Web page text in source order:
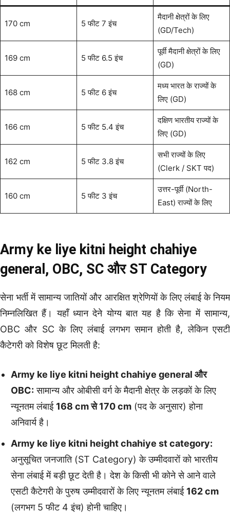
170 cm 5 फीट 7 इंच
मैदानी क्षेत्रों के लिए
(GD/Tech)
169 cm 5 फीट 6.5 इंच
पूर्वी मैदानी क्षेत्रों के लिए
(GD)
168 cm 5 फीट 6 इंच
मध्य भारत के राज्यों के
लिए (GD)
166 cm 5 फीट 5.4 इंच
दक्षिण भारतीय राज्यों के
लिए (GD)
162 cm 5 फीट 3.8 इंच
सभी राज्यों के लिए
(Clerk / SKT पद)
160 cm 5 फीट 3 इंच
उत्तर-पूर्वी (North-
East) राज्यों के लिए
Army ke liye kitni height chahiye
general, OBC, SC और ST Category
सेना भर्ती में सामान्य जातियों और आरक्षित श्रेणियों के लिए लंबाई के नियम
निम्नलिखित हैं। यहाँ ध्यान देने योग्य बात यह है कि सेना में सामान्य,
OBC और SC के लिए लंबाई लगभग समान होती है, लेकिन एसटी
कैटेगरी को विशेष छूट मिलती है:
Army ke liye kitni height chahiye general और
OBC: सामान्य और ओबीसी वर्ग के मैदानी क्षेत्र के लड़कों के लिए
न्यूनतम लंबाई 168 cm से 170 cm (पद के अनुसार) होना
अनिवार्य है।
Army ke liye kitni height chahiye st category:
अनुसूचित जनजाति (ST Category) के उम्मीदवारों को भारतीय
सेना लंबाई में बड़ी छूट देती है। देश के किसी भी कोने से आने वाले
एसटी कैटेगरी के पुरुष उम्मीदवारों के लिए न्यूनतम लंबाई 162 cm
(लगभग 5 फीट 4 इंच) होनी चाहिए।